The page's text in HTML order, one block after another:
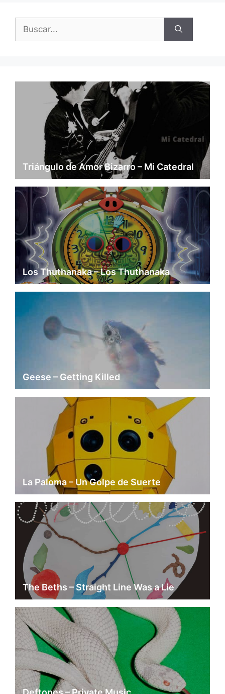
Triángulo de Amor Bizarro – Mi Catedral
Los Thuthanaka – Los Thuthanaka
Geese – Getting Killed
La Paloma – Un Golpe de Suerte
The Beths – Straight Line Was a Lie